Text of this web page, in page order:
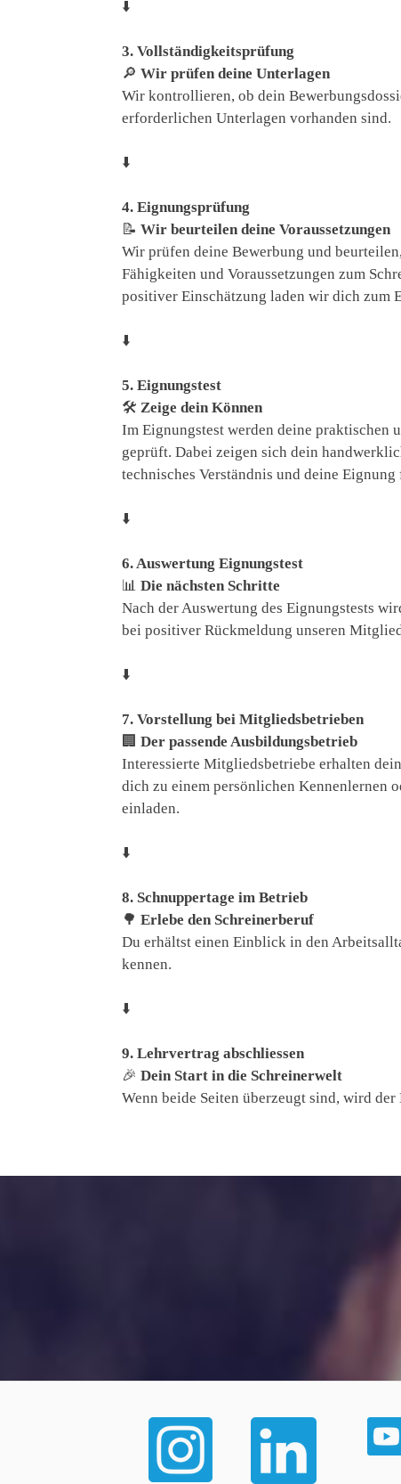
⬇️
3. Vollständigkeitsprüfung
🔎 Wir prüfen deine Unterlagen
Wir kontrollieren, ob dein
erforderlichen Unterlagen vorhanden sind.
⬇️
4. Eignungsprüfung
📝 Wir beurteilen deine Voraussetzungen
Wir prüfen deine Bewerbung und
Fähigkeiten und Voraussetzungen zum
positiver Einschätzung laden wir dich zum
⬇️
5. Eignungstest
🛠️ Zeige dein Können
Im Eignungstest werden deine praktischen
geprüft. Dabei zeigen sich dein
technisches Verständnis und deine
⬇️
6. Auswertung Eignungstest
📊 Die nächsten Schritte
Nach der Auswertung des Eignungstests
bei positiver Rückmeldung unseren
⬇️
7. Vorstellung bei Mitgliedsbetrieben
🏢 Der passende Ausbildungsbetrieb
Interessierte Mitgliedsbetriebe erhalten
dich zu einem persönlichen Kennenlernen
einladen.
⬇️
8. Schnuppertage im Betrieb
🌳 Erlebe den Schreinerberuf
Du erhältst einen Einblick in den
kennen.
⬇️
9. Lehrvertrag abschliessen
🎉 Dein Start in die Schreinerwelt
Wenn beide Seiten überzeugt sind, wird